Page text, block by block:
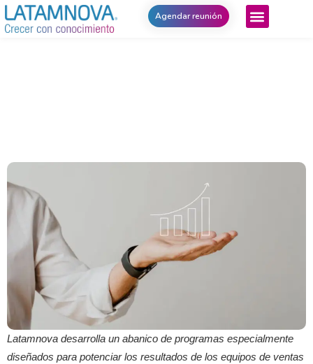
Agendar reunión
Latamnova desarrolla un abanico de programas especialmente
diseñados para potenciar los resultados de los equipos de ventas